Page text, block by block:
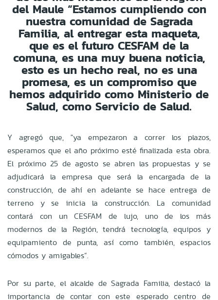
del Maule “Estamos cumpliendo con
nuestra comunidad de Sagrada
Familia, al entregar esta maqueta,
que es el futuro CESFAM de la
comuna, es una muy buena noticia,
esto es un hecho real, no es una
promesa, es un compromiso que
hemos adquirido como Ministerio de
Salud, como Servicio de Salud.
Y agregó que, "ya empezaron a correr los plazos,
esperamos que el año próximo esté finalizada esta obra.
El próximo 25 de agosto se abren las propuestas y se
adjudicará la empresa que será la encargada de la
construcción, de ahí en adelante se hace entrega de
terreno y se inicia la construcción. La comunidad
contará con un CESFAM de lujo, uno de los más
modernos de la Región, tendrá tecnología, equipos y
equipamiento de punta, así como también, espacios
cómodos y amigables”.
Por su parte, el alcalde de Sagrada Familia, destacó la
importancia de contar con este esperado centro de